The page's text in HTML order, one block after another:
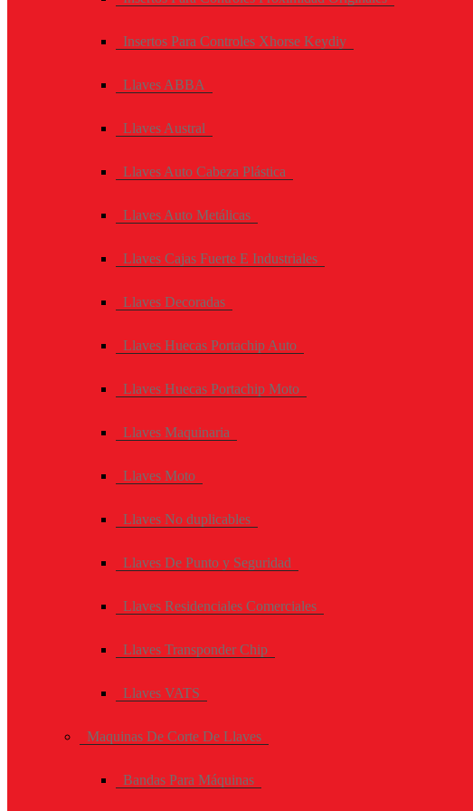
Insertos Para Controles Xhorse Keydiy
Llaves ABBA
Llaves Austral
Llaves Auto Cabeza Plástica
Llaves Auto Metálicas
Llaves Cajas Fuerte E Industriales
Llaves Decoradas
Llaves Huecas Portachip Auto
Llaves Huecas Portachip Moto
Llaves Maquinaria
Llaves Moto
Llaves No duplicables
Llaves De Punto y Seguridad
Llaves Residenciales Comerciales
Llaves Transponder Chip
Llaves VATS
Maquinas De Corte De Llaves
Bandas Para Máquinas